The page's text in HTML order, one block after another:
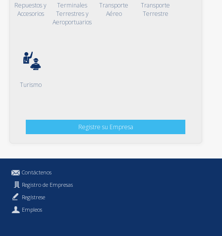
Repuestos y
Accesorios
Terminales
Terrestres y
Aeroportuarios
Transporte
Aéreo
Transporte
Terrestre
Turismo
Registre su Empresa
Contáctenos
Registro de Empresas
Regístrese
Empleos